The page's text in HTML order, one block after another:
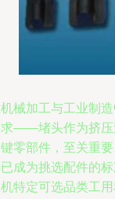
械加工与工业制
——堵头作为挤压
零部件，至关重
成为挑选配件的
特定可选品类工